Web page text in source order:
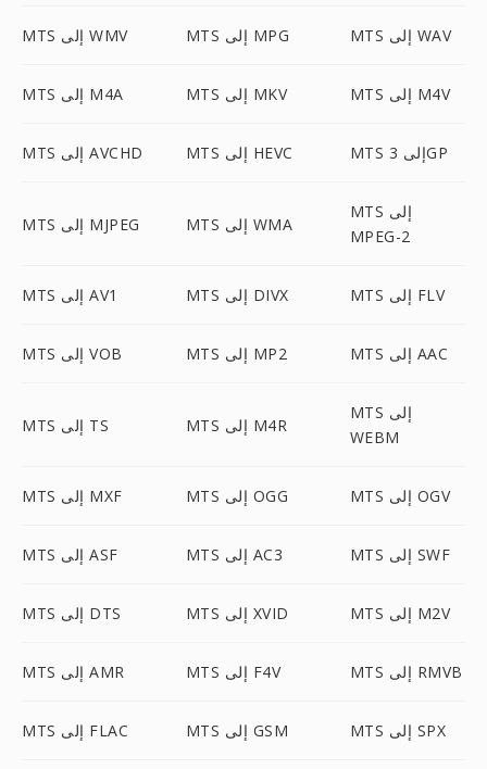
MTS إلى WMV MTS إلى MPG MTS إلى WAV
MTS إلى M4A MTS إلى MKV MTS إلى M4V
MTS إلى AVCHD MTS إلى HEVC MTS إلى 3GP
MTS إلى MJPEG MTS إلى WMA
MTS إلى
MPEG-2
MTS إلى AV1 MTS إلى DIVX MTS إلى FLV
MTS إلى VOB MTS إلى MP2 MTS إلى AAC
MTS إلى TS MTS إلى M4R
MTS إلى
WEBM
MTS إلى MXF MTS إلى OGG MTS إلى OGV
MTS إلى ASF MTS إلى AC3 MTS إلى SWF
MTS إلى DTS MTS إلى XVID MTS إلى M2V
MTS إلى AMR MTS إلى F4V MTS إلى RMVB
MTS إلى FLAC MTS إلى GSM MTS إلى SPX